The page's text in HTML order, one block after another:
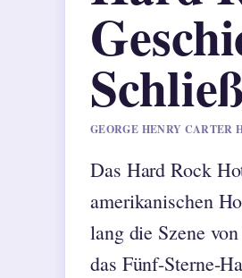
GEORGE HENRY CARTER
Das Hard Rock
amerikanischen
lang die Szene
das Fünf-Sterne-